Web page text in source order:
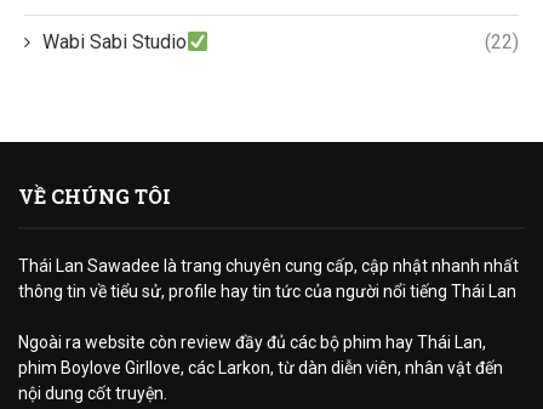
Wabi Sabi Studio (22)
VỀ CHÚNG TÔI
Thái Lan Sawadee là trang chuyên cung cấp, cập nhật nhanh nhất
thông tin về tiểu sử, profile hay tin tức của người nổi tiếng Thái Lan
Ngoài ra website còn review đầy đủ các bộ phim hay Thái Lan,
phim Boylove Girllove, các Larkon, từ dàn diễn viên, nhân vật đến
nội dung cốt truyện.